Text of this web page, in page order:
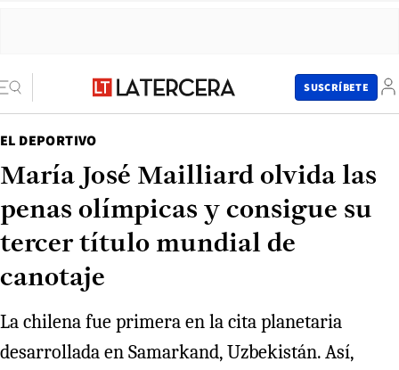
SUSCRÍBETE
EL DEPORTIVO
María José Mailliard olvida las
penas olímpicas y consigue su
tercer título mundial de
canotaje
La chilena fue primera en la cita planetaria
desarrollada en Samarkand, Uzbekistán. Así,